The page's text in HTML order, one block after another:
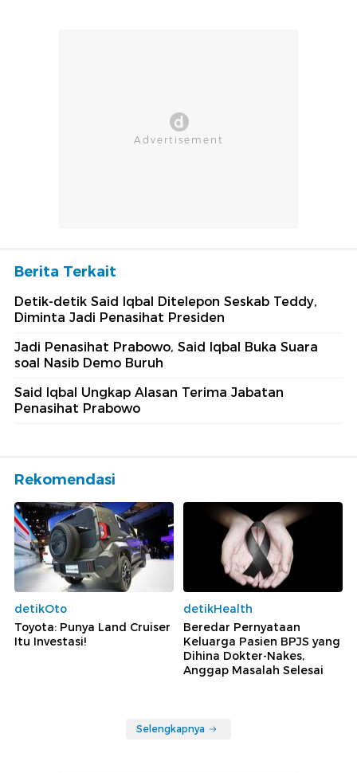
Berita Terkait
Detik-detik Said Iqbal Ditelepon Seskab Teddy,
Diminta Jadi Penasihat Presiden
Jadi Penasihat Prabowo, Said Iqbal Buka Suara
soal Nasib Demo Buruh
Said Iqbal Ungkap Alasan Terima Jabatan
Penasihat Prabowo
Rekomendasi
detikOto
Toyota: Punya Land Cruiser
Itu Investasi!
detikHealth
Beredar Pernyataan
Keluarga Pasien BPJS yang
Dihina Dokter-Nakes,
Anggap Masalah Selesai
Selengkapnya